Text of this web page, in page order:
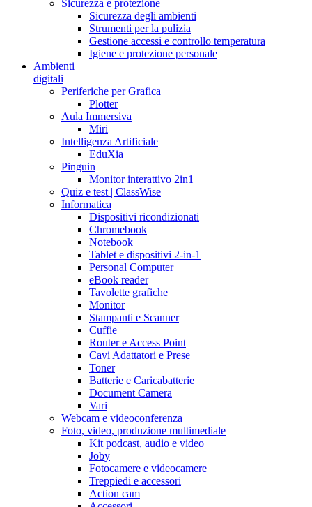
Sicurezza e protezione
Sicurezza degli ambienti
Strumenti per la pulizia
Gestione accessi e controllo temperatura
Igiene e protezione personale
Ambienti
digitali
Periferiche per Grafica
Plotter
Aula Immersiva
Miri
Intelligenza Artificiale
EduXia
Pinguin
Monitor interattivo 2in1
Quiz e test | ClassWise
Informatica
Dispositivi ricondizionati
Chromebook
Notebook
Tablet e dispositivi 2-in-1
Personal Computer
eBook reader
Tavolette grafiche
Monitor
Stampanti e Scanner
Cuffie
Router e Access Point
Cavi Adattatori e Prese
Toner
Batterie e Caricabatterie
Document Camera
Vari
Webcam e videoconferenza
Foto, video, produzione multimediale
Kit podcast, audio e video
Joby
Fotocamere e videocamere
Treppiedi e accessori
Action cam